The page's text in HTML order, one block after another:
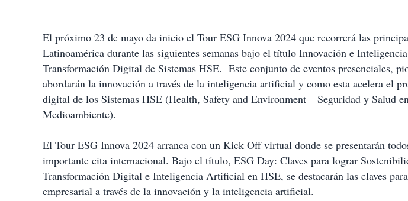
El próximo 23 de mayo da inicio el Tour ESG Innova 2024 que recorrerá las
Latinoamérica durante las siguientes semanas bajo el título Innovación e
Transformación Digital de Sistemas HSE. Este conjunto de eventos presenciales,
abordarán la innovación a través de la inteligencia artificial y como esta acelera el
digital de los Sistemas HSE (Health, Safety and Environment – Seguridad y Salud
Medioambiente).
El Tour ESG Innova 2024 arranca con un Kick Off virtual donde se presentarán
importante cita internacional. Bajo el título, ESG Day: Claves para lograr
Transformación Digital e Inteligencia Artificial en HSE, se destacarán las claves
empresarial a través de la innovación y la inteligencia artificial.